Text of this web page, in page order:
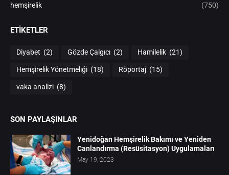
hemşirelik (750)
ETIKETLER
Diyabet (2) Gözde Çalgıcı (2) Hamilelik (21)
Hemşirelik Yönetmeliği (18) Röportaj (15)
vaka analizi (8)
SON PAYLAŞINLAR
Yenidoğan Hemşirelik Bakımı ve Yeniden
Canlandırma (Resüsitasyon) Uygulamaları
May 19, 2023